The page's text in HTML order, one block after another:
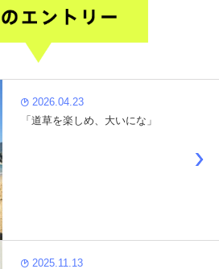
2026.04.23
「道草を楽しめ、大いにな」
2025.11.13